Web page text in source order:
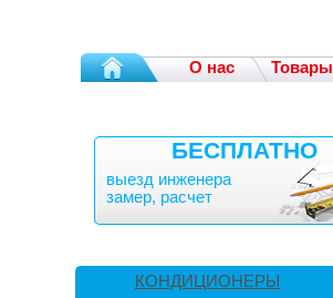
О нас
Товары
БЕСПЛАТНО
выезд инженера
замер, расчет
КОНДИЦИОНЕРЫ